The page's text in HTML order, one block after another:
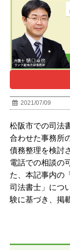
2021/07/09
松阪市での司法
合わせた事務所
債務整理を検討
電話での相談の
た、本記事内の「
司法書士」につ
験に基づき、掲